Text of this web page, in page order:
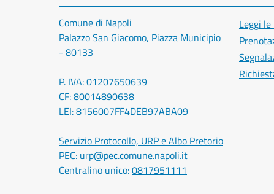
Comune di Napoli
Palazzo San Giacomo, Piazza Municipio
- 80133
P. IVA: 01207650639
CF: 80014890638
LEI: 8156007FF4DEB97ABA09
Servizio Protocollo, URP e Albo Pretorio
PEC: urp@pec.comune.napoli.it
Centralino unico:0817951111
Leggi le